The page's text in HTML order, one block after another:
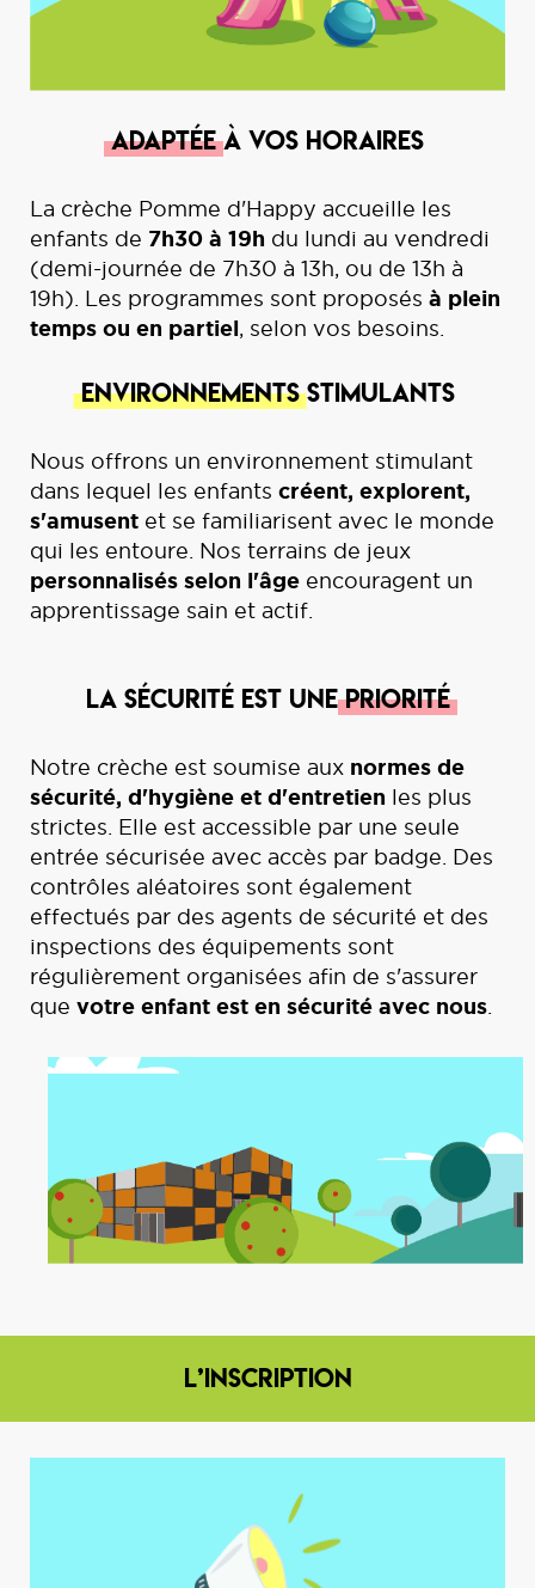
Adaptéeà vos horaires
La crèche Pomme d'Happy accueille les
enfants de 7h30 à 19h du lundi au vendredi
(demi-journée de 7h30 à 13h, ou de 13h à
19h). Les programmes sont proposés à plein
temps ou en partiel, selon vos besoins.
Environnementsstimulants
Nous offrons un environnement stimulant
dans lequel les enfants créent, explorent,
s'amusent et se familiarisent avec le monde
qui les entoure. Nos terrains de jeux
personnalisés selon l'âge encouragent un
apprentissage sain et actif.
La sécurité est unepriorité
Notre crèche est soumise aux normes de
sécurité, d'hygiène et d'entretien les plus
strictes. Elle est accessible par une seule
entrée sécurisée avec accès par badge. Des
contrôles aléatoires sont également
effectués par des agents de sécurité et des
inspections des équipements sont
régulièrement organisées afin de s'assurer
que votre enfant est en sécurité avec nous
L’inscription